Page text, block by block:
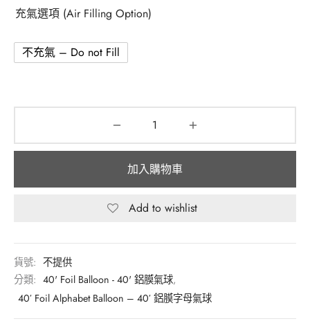
充氣選項 (Air Filling Option)
不充氣 – Do not Fill
加入購物車
Add to wishlist
貨號: 不提供
分類: 40' Foil Balloon - 40' 鋁膜氣球,
40′ Foil Alphabet Balloon – 40′ 鋁膜字母氣球